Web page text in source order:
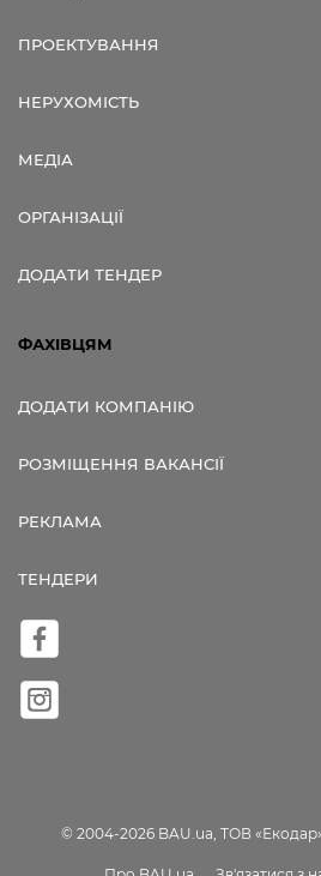
ПРОЕКТУВАННЯ
НЕРУХОМІСТЬ
МЕДІА
ОРГАНІЗАЦІЇ
ДОДАТИ ТЕНДЕР
ФАХІВЦЯМ
ДОДАТИ КОМПАНІЮ
РОЗМІЩЕННЯ ВАКАНСІЇ
РЕКЛАМА
ТЕНДЕРИ
© 2004-2026 BAU.ua, ТОВ